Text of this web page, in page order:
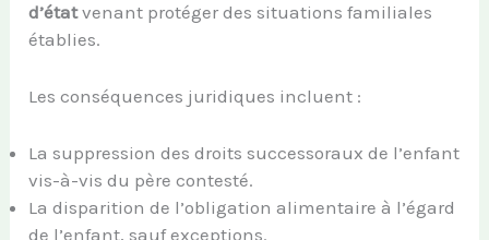
d’étatvenant protéger des situations familiales
établies.
Les conséquences juridiques incluent :
La suppression des droits successoraux de l’enfant
vis-à-vis du père contesté.
La disparition de l’obligation alimentaire à l’égard
de l’enfant, sauf exceptions.